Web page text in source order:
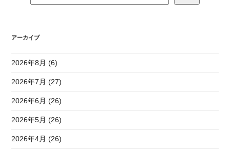
アーカイブ
2026年8月 (6)
2026年7月 (27)
2026年6月 (26)
2026年5月 (26)
2026年4月 (26)